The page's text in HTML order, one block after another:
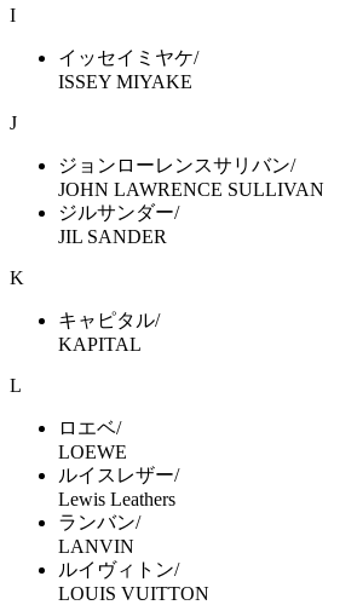
I
イッセイミヤケ/
ISSEY MIYAKE
J
ジョンローレンスサリバン/
JOHN LAWRENCE SULLIVAN
ジルサンダー/
JIL SANDER
K
キャピタル/
KAPITAL
L
ロエベ/
LOEWE
ルイスレザー/
Lewis Leathers
ランバン/
LANVIN
ルイヴィトン/
LOUIS VUITTON